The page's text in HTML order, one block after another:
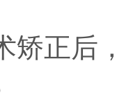
正后